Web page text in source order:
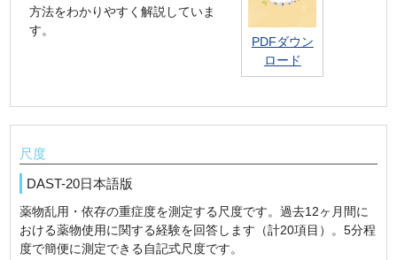
方法をわかりやすく解説していま
す。
PDFダウン
ロード
尺度
DAST-20日本語版
薬物乱用・依存の重症度を測定する尺度です。過去12ヶ月間に
おける薬物使用に関する経験を回答します（計20項目）。5分程
度で簡便に測定できる自記式尺度です。